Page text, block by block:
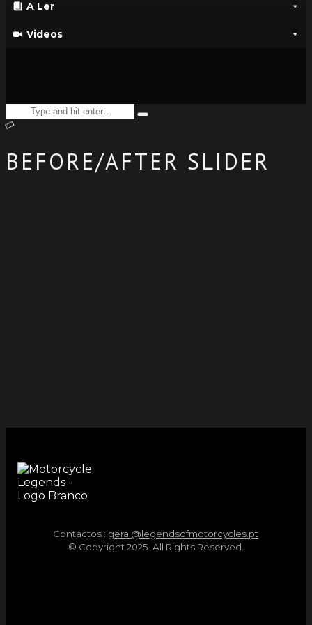
A Ler
Videos
Search
for:
Type
BEFORE/AFTER SLIDER
Contactos : geral@legendsofmotorcycles.pt
© Copyright 2025. All Rights Reserved.